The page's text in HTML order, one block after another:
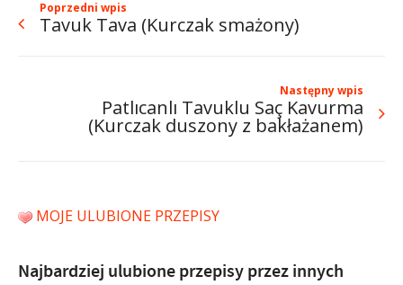
Poprzedni wpis
Tavuk Tava (Kurczak smażony)
Następny wpis
Patlıcanlı Tavuklu Saç Kavurma
(Kurczak duszony z bakłażanem)
MOJE ULUBIONE PRZEPISY
Najbardziej ulubione przepisy przez innych